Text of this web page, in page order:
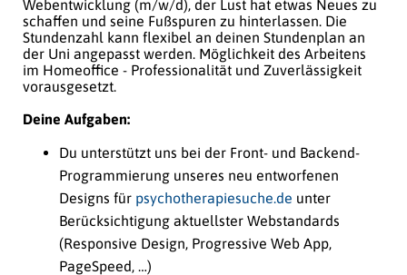
Webentwicklung (m/w/d), der Lust hat etwas Neues zu
schaffen und seine Fußspuren zu hinterlassen. Die
Stundenzahl kann flexibel an deinen Stundenplan an
der Uni angepasst werden. Möglichkeit des Arbeitens
im Homeoffice - Professionalität und Zuverlässigkeit
vorausgesetzt.
Deine Aufgaben:
Du unterstützt uns bei der Front- und Backend-
Programmierung unseres neu entworfenen
Designs für psychotherapiesuche.de unter
Berücksichtigung aktuellster Webstandards
(Responsive Design, Progressive Web App,
PageSpeed, …)